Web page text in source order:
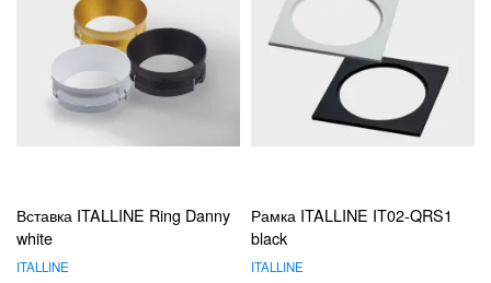
Вставка ITALLINE Ring Danny
white
ITALLINE
Рамка ITALLINE IT02-QRS1
black
ITALLINE